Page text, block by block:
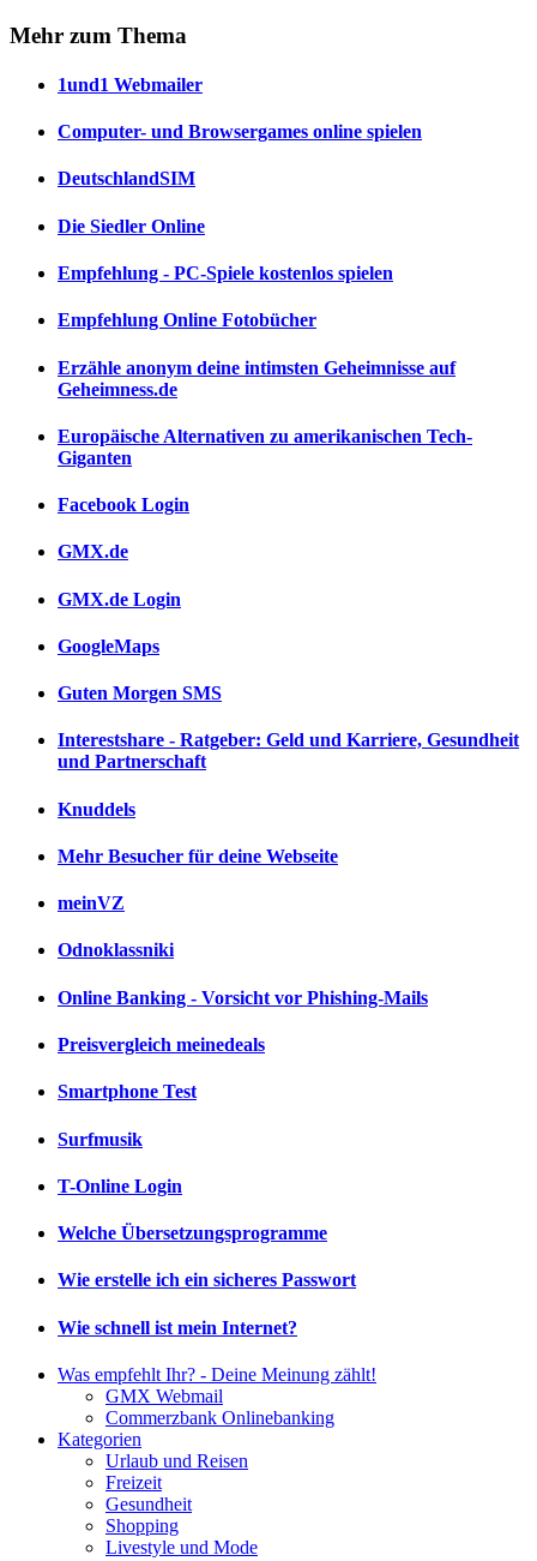
Mehr zum Thema
1und1 Webmailer
Computer- und Browsergames online spielen
DeutschlandSIM
Die Siedler Online
Empfehlung - PC-Spiele kostenlos spielen
Empfehlung Online Fotobücher
Erzähle anonym deine intimsten Geheimnisse auf
Geheimness.de
Europäische Alternativen zu amerikanischen Tech-
Giganten
Facebook Login
GMX.de
GMX.de Login
GoogleMaps
Guten Morgen SMS
Interestshare - Ratgeber: Geld und Karriere, Gesundheit
und Partnerschaft
Knuddels
Mehr Besucher für deine Webseite
meinVZ
Odnoklassniki
Online Banking - Vorsicht vor Phishing-Mails
Preisvergleich meinedeals
Smartphone Test
Surfmusik
T-Online Login
Welche Übersetzungsprogramme
Wie erstelle ich ein sicheres Passwort
Wie schnell ist mein Internet?
Was empfehlt Ihr? - Deine Meinung zählt!
GMX Webmail
Commerzbank Onlinebanking
Kategorien
Urlaub und Reisen
Freizeit
Gesundheit
Shopping
Livestyle und Mode